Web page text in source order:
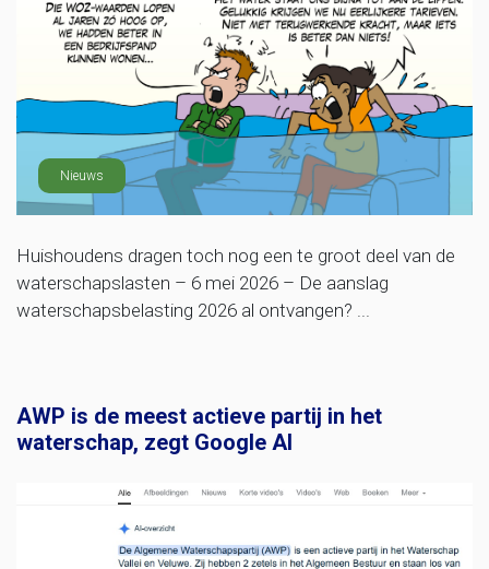
Nieuws
Huishoudens dragen toch nog een te groot deel van de
waterschapslasten – 6 mei 2026 – De aanslag
waterschapsbelasting 2026 al ontvangen? ...
AWP is de meest actieve partij in het
waterschap, zegt Google AI